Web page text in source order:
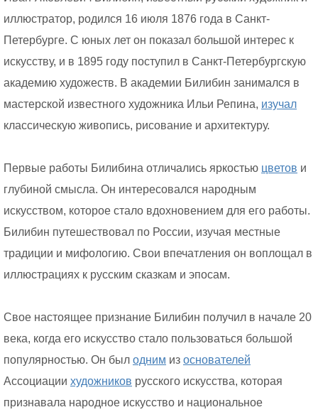
иллюстратор, родился 16 июля 1876 года в Санкт-
Петербурге. С юных лет он показал большой интерес к
искусству, и в 1895 году поступил в Санкт-Петербургскую
академию художеств. В академии Билибин занимался в
мастерской известного художника Ильи Репина, изучал
классическую живопись, рисование и архитектуру.
Первые работы Билибина отличались яркостью цветов и
глубиной смысла. Он интересовался народным
искусством, которое стало вдохновением для его работы.
Билибин путешествовал по России, изучая местные
традиции и мифологию. Свои впечатления он воплощал в
иллюстрациях к русским сказкам и эпосам.
Свое настоящее признание Билибин получил в начале 20
века, когда его искусство стало пользоваться большой
популярностью. Он был одним из основателей
Ассоциации художников русского искусства, которая
признавала народное искусство и национальное